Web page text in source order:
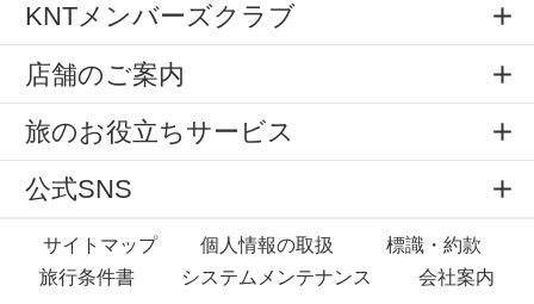
KNTメンバーズクラブ
店舗のご案内
旅のお役立ちサービス
公式SNS
サイトマップ 個人情報の取扱
標識・約款
旅行条件書
システムメンテナンス 会社案内